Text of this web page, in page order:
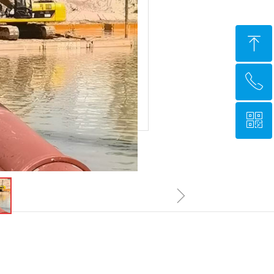
ꁇ
ꁸ
回到顶部
ꂅ
18059264777
ꀥ